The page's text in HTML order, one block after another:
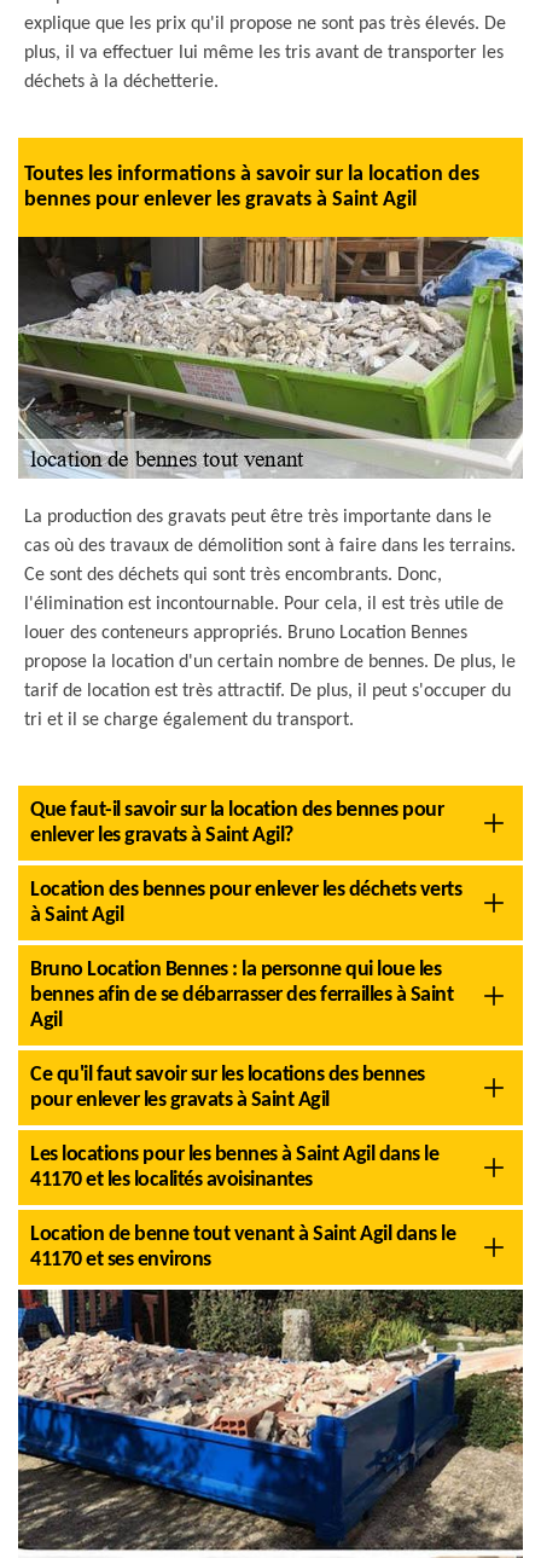
explique que les prix qu'il propose ne sont pas très élevés. De
plus, il va effectuer lui même les tris avant de transporter les
déchets à la déchetterie.
Toutes les informations à savoir sur la location des
bennes pour enlever les gravats à Saint Agil
La production des gravats peut être très importante dans le
cas où des travaux de démolition sont à faire dans les terrains.
Ce sont des déchets qui sont très encombrants. Donc,
l'élimination est incontournable. Pour cela, il est très utile de
louer des conteneurs appropriés. Bruno Location Bennes
propose la location d'un certain nombre de bennes. De plus, le
tarif de location est très attractif. De plus, il peut s'occuper du
tri et il se charge également du transport.
Que faut-il savoir sur la location des bennes pour
enlever les gravats à Saint Agil?
Location des bennes pour enlever les déchets verts
à Saint Agil
Bruno Location Bennes : la personne qui loue les
bennes afin de se débarrasser des ferrailles à Saint
Agil
Ce qu'il faut savoir sur les locations des bennes
pour enlever les gravats à Saint Agil
Les locations pour les bennes à Saint Agil dans le
41170 et les localités avoisinantes
Location de benne tout venant à Saint Agil dans le
41170 et ses environs